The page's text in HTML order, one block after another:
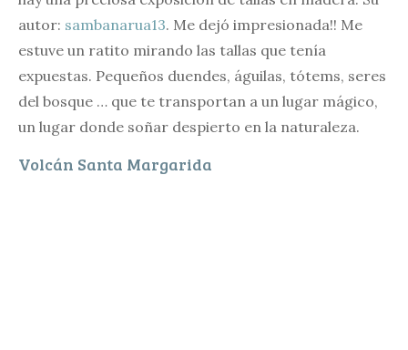
autor: sambanarua13. Me dejó impresionada!! Me
estuve un ratito mirando las tallas que tenía
expuestas. Pequeños duendes, águilas, tótems, seres
del bosque … que te transportan a un lugar mágico,
un lugar donde soñar despierto en la naturaleza.
Volcán Santa Margarida